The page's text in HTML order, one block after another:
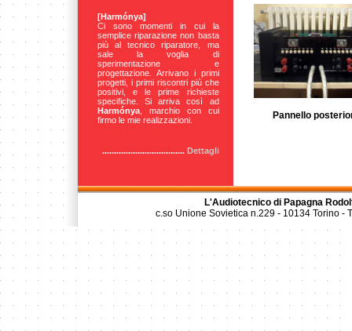
[Harmónya]
Ci sono momenti in cui la
semplice riparazione non basta
più al tecnico riparatore, ma
sale la voglia di
sperimentazione e
progettazione. Arrivano i primi
progetti, i primi riscontri più che
positivi, e le prime richieste
specifiche. Si arriva così ad
Harmónya, marchio con cui
firmo le mie realizzazioni.
................................... Dettagli
Pannello
L'Audiotecnico di Papagna
c.so Unione Sovietica n.229 - 10134 Torino -